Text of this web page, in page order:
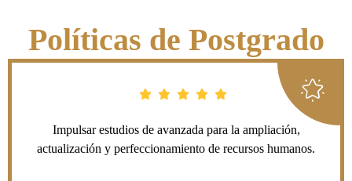
Políticas de Postgrado
Impulsar estudios de avanzada para la ampliación,
actualización y perfeccionamiento de recursos humanos.